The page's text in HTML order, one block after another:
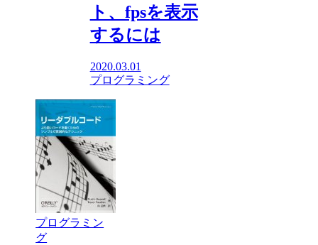
ト、fpsを表示
するには
2020.03.01
プログラミング
プログラミン
グ